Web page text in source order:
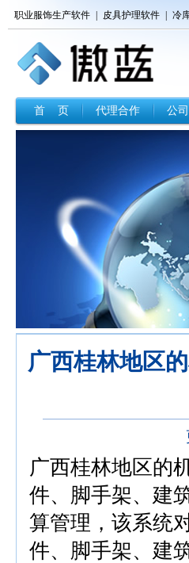
职业服饰生产软件 皮具护理软件 冷
首 页 代理合作 公
广西桂林地区
广西桂林地区的
件、脚手架、建
算管理，该系统
件、脚手架、建